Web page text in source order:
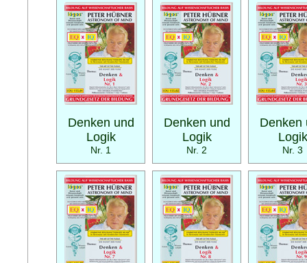
Denken und
Logik
Nr. 1
Denken und
Logik
Nr. 2
Denken
Logik
Nr. 3